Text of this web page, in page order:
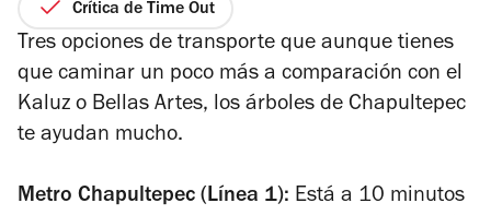
5
estrellas
Crítica de Time Out
Tres opciones de transporte que aunque tienes
que caminar un poco más a comparación con el
Kaluz o Bellas Artes, los árboles de Chapultepec
te ayudan mucho.
Metro Chapultepec (Línea 1): Está a 10 minutos